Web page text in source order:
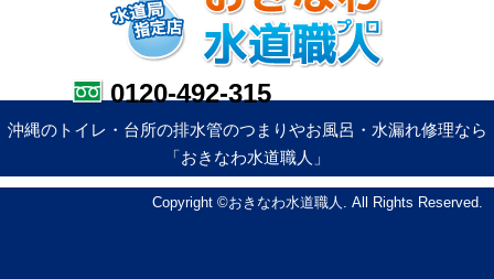
0120-492-315
沖縄のトイレ・台所の排水管のつまりやお風呂・水漏れ修理なら
「おきなわ水道職人」
Copyright ©おきなわ水道職人. All Rights Reserved.